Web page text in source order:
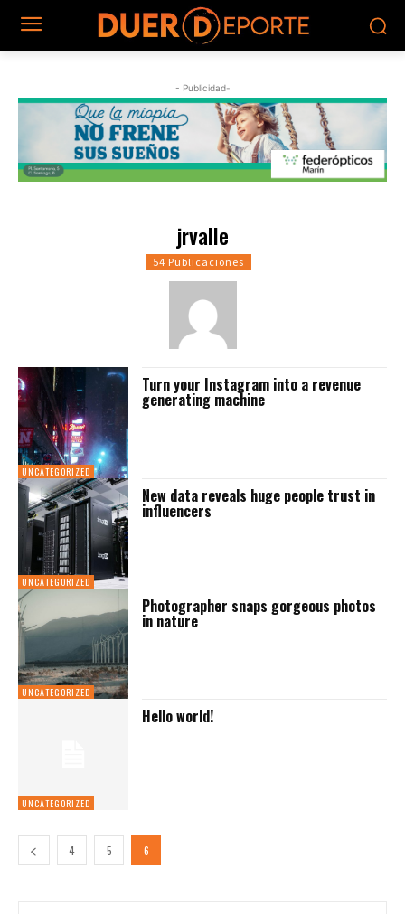
- Publicidad-
jrvalle
54 Publicaciones
UNCATEGORIZED
Turn your Instagram into a revenue
generating machine
UNCATEGORIZED
New data reveals huge people trust in
influencers
UNCATEGORIZED
Photographer snaps gorgeous photos
in nature
UNCATEGORIZED
Hello world!
4 5 6